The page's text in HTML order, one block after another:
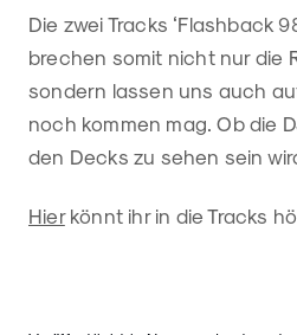
Die zwei Tracks ‘Flashback
brechen somit nicht nur die
sondern lassen uns auch
noch kommen mag. Ob die
den Decks zu sehen sein
Hierkönnt ihr in die Tracks